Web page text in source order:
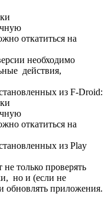
откатиться на
необходимо
действия,
из F-Droid:
откатиться на
из Play
только проверять
но и (если не
обновлять приложения.